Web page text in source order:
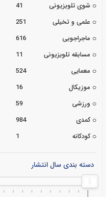
شوی تلویزیونی
41
علمی و تخیلی
251
ماجراجویی
616
مسابقه تلویزیونی
11
معمایی
524
موزیکال
16
ورزشی
59
کمدی
984
کودکانه
1
دسته بندی سال انتشار